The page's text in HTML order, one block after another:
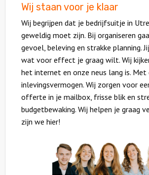
Wij staan voor je klaar
Wij begrijpen dat je bedrijfsuitje in
geweldig moet zijn. Bij organiseren
gevoel, beleving en strakke planning.
wat voor effect je graag wilt. Wij
het internet en onze neus lang is. Met
inlevingsvermogen. Wij zorgen voor
offerte in je mailbox, frisse blik en
budgetbewaking. Wij helpen je graag
zijn we hier!